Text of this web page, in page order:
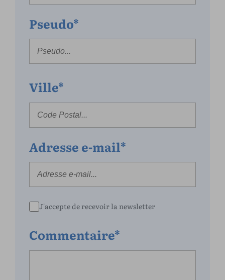
Pseudo*
Ville*
Adresse e-mail*
J'accepte de recevoir la newsletter
Commentaire*